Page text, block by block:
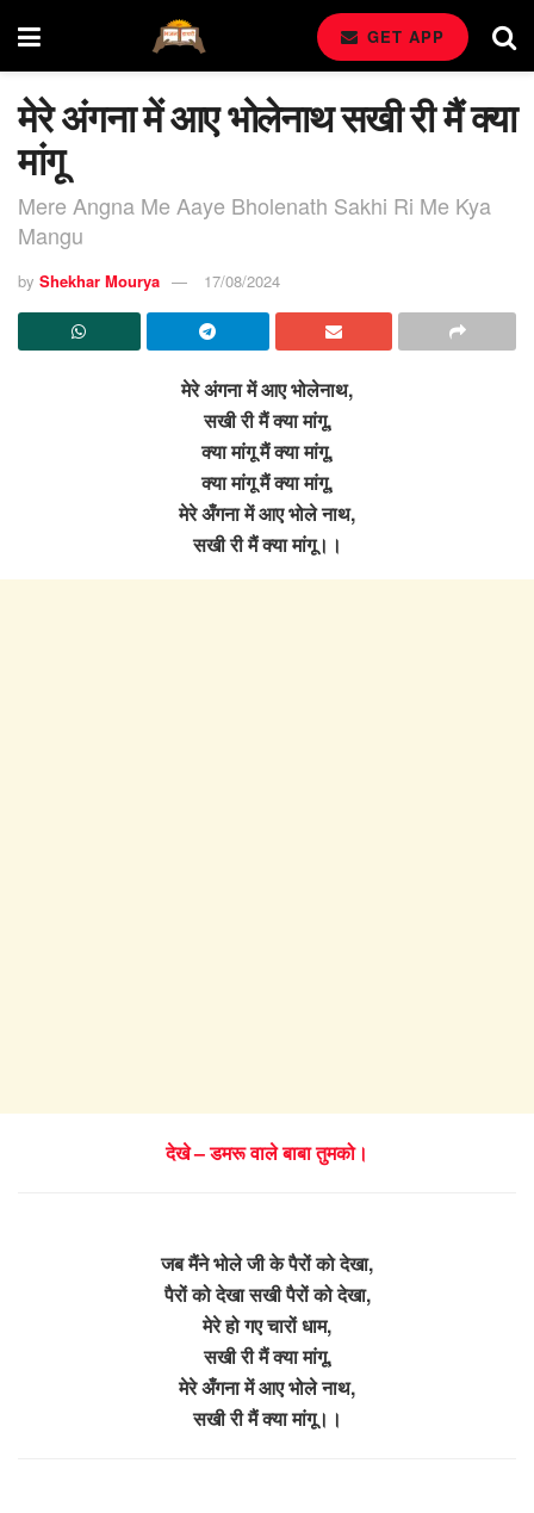
GET APP
मेरे अंगना में आए भोलेनाथ सखी री मैं क्या
मांगू
Mere Angna Me Aaye Bholenath Sakhi Ri Me Kya
Mangu
by Shekhar Mourya 17/08/2024
मेरे अंगना में आए भोलेनाथ,
सखी री मैं क्या मांगू,
क्या मांगू मैं क्या मांगू,
क्या मांगू मैं क्या मांगू,
मेरे अँगना में आए भोले नाथ,
सखी री मैं क्या मांगू।।
देखे – डमरू वाले बाबा तुमको।
जब मैंने भोले जी के पैरों को देखा,
पैरों को देखा सखी पैरों को देखा,
मेरे हो गए चारों धाम,
सखी री मैं क्या मांगू,
मेरे अँगना में आए भोले नाथ,
सखी री मैं क्या मांगू।।